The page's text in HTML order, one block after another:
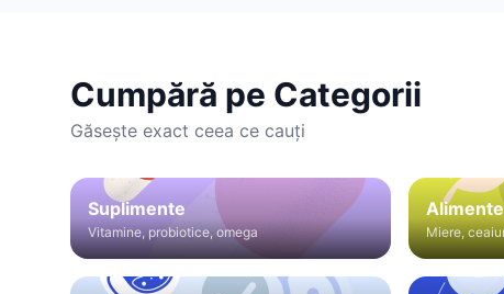
Cumpără pe Categorii
Găsește exact ceea ce cauți
Suplimente
Vitamine, probiotice, omega Miere,